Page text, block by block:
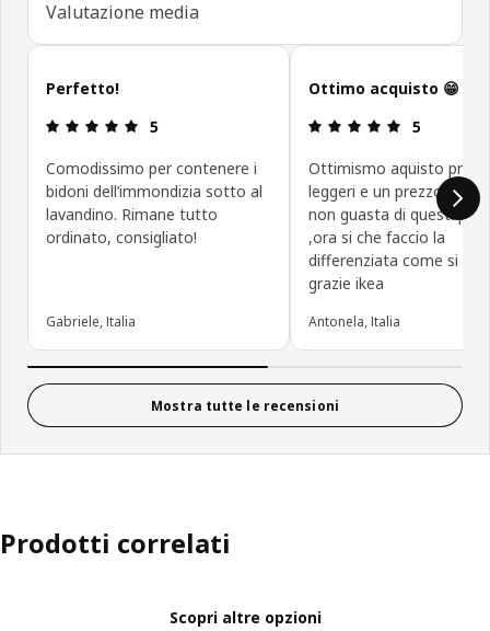
Valutazione media
Salta le recensioni
Perfetto!
Recensione: 5 di 5 stelle.
5
Comodissimo per contenere i
bidoni dell’immondizia sotto al
lavandino. Rimane tutto
ordinato, consigliato!
Gabriele, Italia
Ottimo acquisto 😁
5
Ottimismo aquisto
leggeri e un prezzo
non guasta di questi
,ora si che faccio la
differenziata come si
grazie ikea
Antonela, Italia
Mostra tutte le recensioni
Prodotti correlati
Scopri altre opzioni